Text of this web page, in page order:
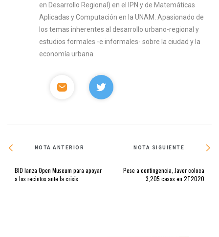
en Desarrollo Regional) en el IPN y de Matemáticas
Aplicadas y Computación en la UNAM. Apasionado de
los temas inherentes al desarrollo urbano-regional y
estudios formales -e informales- sobre la ciudad y la
economía urbana.
NOTA ANTERIOR
BID lanza Open Museum para apoyar
a los recintos ante la crisis
NOTA SIGUIENTE
Pese a contingencia, Javer coloca
3,205 casas en 2T2020